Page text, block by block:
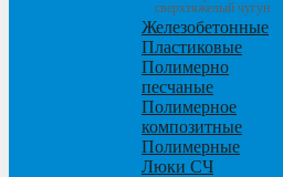
сверхтяжелый чугун
Железобетонные
Пластиковые
Полимерно
песчаные
Полимерное
композитные
Полимерные
Люки СЧ